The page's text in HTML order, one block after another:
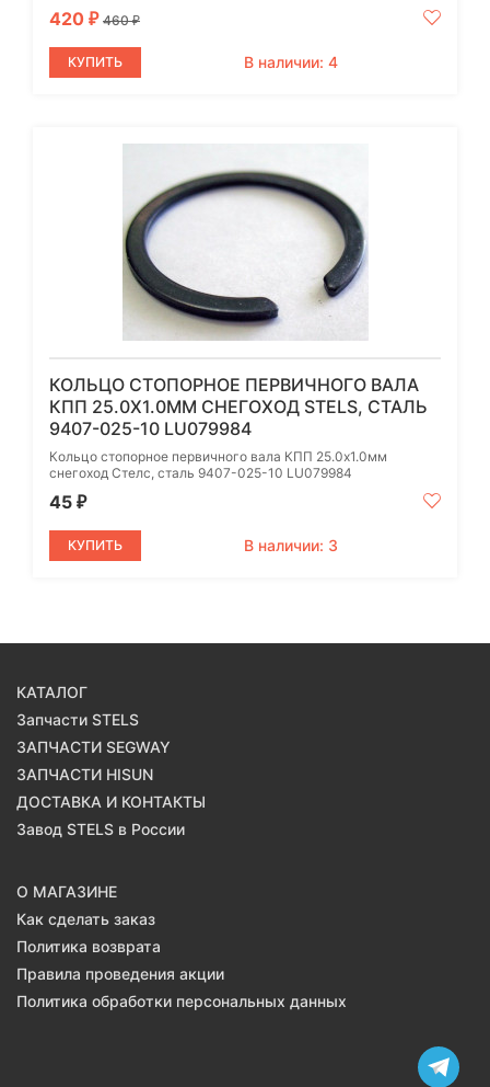
420 ₽ 460₽
КУПИТЬ В наличии: 4
КОЛЬЦО СТОПОРНОЕ ПЕРВИЧНОГО ВАЛА
КПП 25.0X1.0ММ CНЕГОХОД STELS, СТАЛЬ
9407-025-10 LU079984
Кольцо стопорное первичного вала КПП 25.0x1.0мм
cнегоход Стелс, сталь 9407-025-10 LU079984
45 ₽
КУПИТЬ В наличии: 3
КАТАЛОГ
Запчасти STELS
ЗАПЧАСТИ SEGWAY
ЗАПЧАСТИ HISUN
ДОСТАВКА И КОНТАКТЫ
Завод STELS в России
О МАГАЗИНЕ
Как сделать заказ
Политика возврата
Правила проведения акции
Политика обработки персональных данных